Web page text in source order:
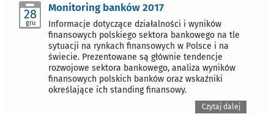
28
gru
Monitoring banków 2017
Informacje dotyczące działalności i wyników
finansowych polskiego sektora bankowego na tle
sytuacji na rynkach finansowych w Polsce i na
świecie. Prezentowane są głównie tendencje
rozwojowe sektora bankowego, analiza wyników
finansowych polskich banków oraz wskaźniki
określające ich standing finansowy.
Czytaj dalej